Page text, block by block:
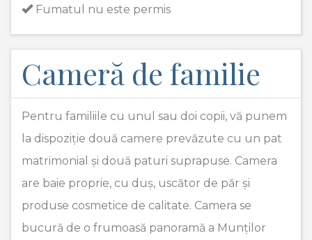
Fumatul nu este permis
Cameră de familie
Pentru familiile cu unul sau doi copii, vă punem
la dispoziție două camere prevăzute cu un pat
matrimonial și două paturi suprapuse. Camera
are baie proprie, cu duș, uscător de păr și
produse cosmetice de calitate. Camera se
bucură de o frumoasă panoramă a Munților